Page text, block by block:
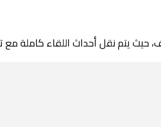
حيث يتم نقل أحداث اللقاء كاملة